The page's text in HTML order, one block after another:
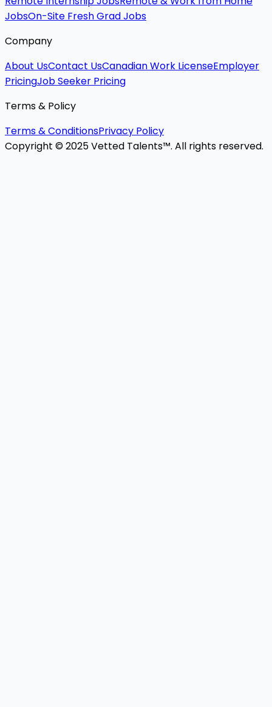
JobsOn-Site Fresh Grad Jobs
Company
About UsContact UsCanadian Work LicenseEmployer
PricingJob Seeker Pricing
Terms & Policy
Terms & ConditionsPrivacy Policy
Copyright © 2025 Vetted Talents™. All rights reserved.